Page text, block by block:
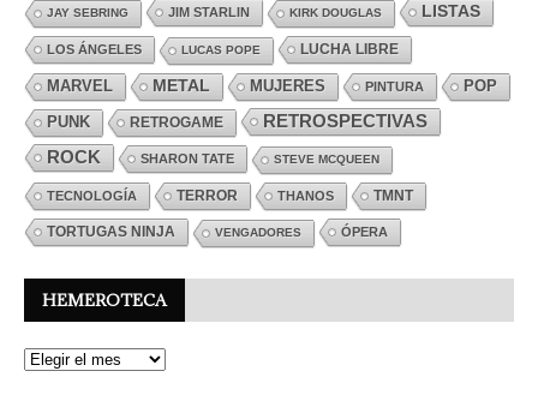
JAY SEBRING JIM STARLIN KIRK DOUGLAS LISTAS
LOS ÁNGELES LUCAS POPE LUCHA LIBRE
MARVEL METAL MUJERES PINTURA POP
PUNK RETROGAME RETROSPECTIVAS
ROCK SHARON TATE STEVE MCQUEEN
TECNOLOGÍA TERROR THANOS TMNT
TORTUGAS NINJA VENGADORES ÓPERA
HEMEROTECA